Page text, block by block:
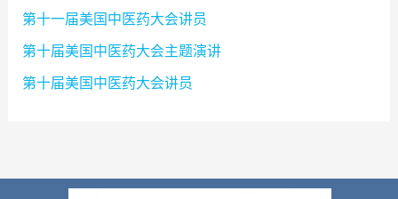
第十一届美国中医药大会讲员
第十届美国中医药大会主题演讲
第十届美国中医药大会讲员